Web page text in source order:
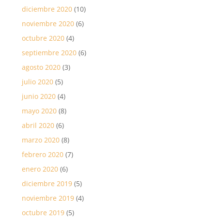
diciembre 2020(10)
noviembre 2020(6)
octubre 2020(4)
septiembre 2020(6)
agosto 2020(3)
julio 2020(5)
junio 2020(4)
mayo 2020(8)
abril 2020(6)
marzo 2020(8)
febrero 2020(7)
enero 2020(6)
diciembre 2019(5)
noviembre 2019(4)
octubre 2019(5)